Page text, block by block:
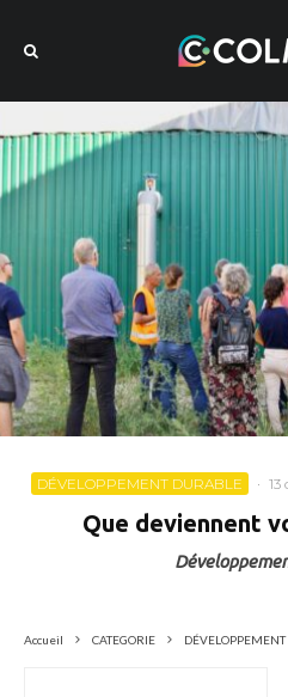
DÉVELOPPEMENT DURABLE · 13
Que deviennent
Accueil CATEGORIE